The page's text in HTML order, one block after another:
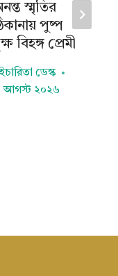
স্মৃতির
পুষ্প
বিহঙ্গ প্রেমী
ডেস্ক
আগস্ট ২০২৬